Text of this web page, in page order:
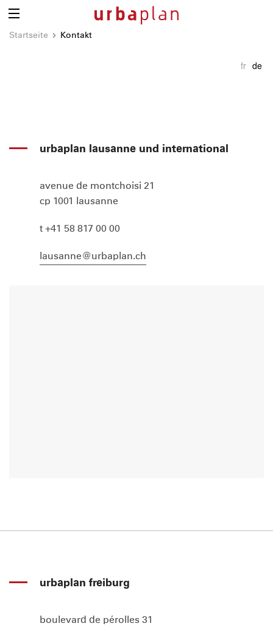
Startseite Kontakt
fr de
urbaplan lausanne und international
avenue de montchoisi 21
cp 1001 lausanne
t +41 58 817 00 00
lausanne@urbaplan.ch
urbaplan freiburg
boulevard de pérolles 31